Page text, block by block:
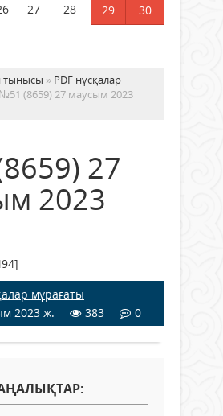
27 28 29
30
тынысы » PDF нұсқалар
(8659) 27 маусым 2023
27
2023
мұрағаты
2023 ж.
383 0